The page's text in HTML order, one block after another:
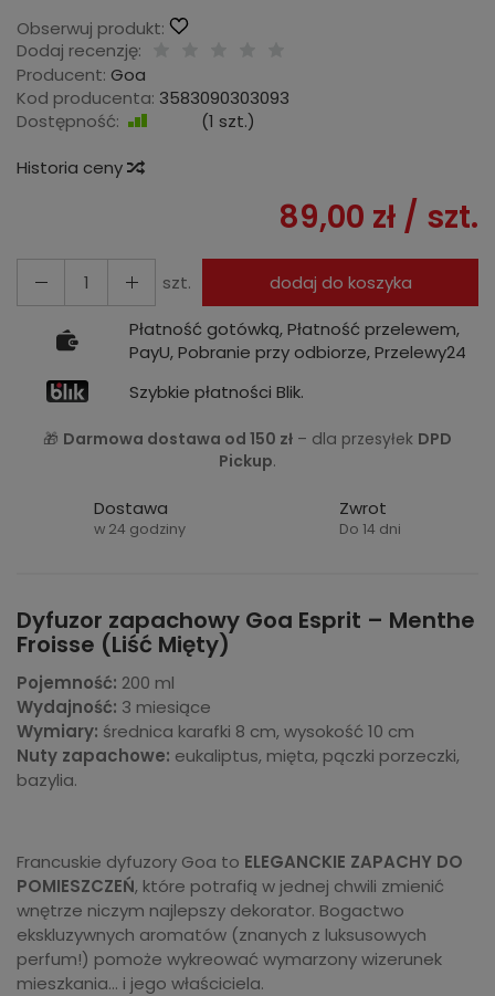
Obserwuj produkt:
Dodaj recenzję:
Producent: Goa
Kod producenta: 3583090303093
Dostępność:
(1 szt.)
Historia ceny
89,00 zł / szt.
szt.
dodaj do koszyka
Płatność gotówką, Płatność przelewem,
PayU, Pobranie przy odbiorze, Przelewy24
Szybkie płatności Blik.
🎁 Darmowa dostawa od 150 zł – dla przesyłek DPD
Pickup.
Dostawa
w 24 godziny
Zwrot
Do 14 dni
Dyfuzor zapachowy Goa Esprit – Menthe
Froisse (Liść Mięty)
Pojemność: 200 ml
Wydajność: 3 miesiące
Wymiary: średnica karafki 8 cm, wysokość 10 cm
Nuty zapachowe: eukaliptus, mięta, pączki porzeczki,
bazylia.
Francuskie dyfuzory Goa to ELEGANCKIE ZAPACHY DO
POMIESZCZEŃ, które potrafią w jednej chwili zmienić
wnętrze niczym najlepszy dekorator. Bogactwo
ekskluzywnych aromatów (znanych z luksusowych
perfum!) pomoże wykreować wymarzony wizerunek
mieszkania... i jego właściciela.